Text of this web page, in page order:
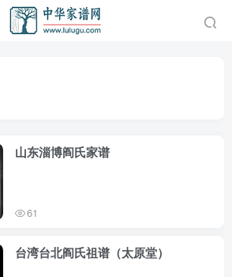
山东淄博阎氏家谱
61
台湾台北阎氏祖谱（太原堂）